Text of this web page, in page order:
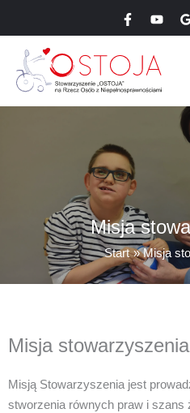
treści
Misja
Start Misja
Misja stowarzyszenia
Misją Stowarzyszenia jest
stworzenia równych praw i szans